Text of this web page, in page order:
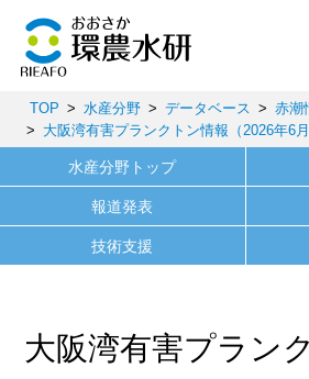
TOP 水産分野 データベース
赤潮
大阪湾有害プランクトン情報（2026年6月
水産分野トップ
報道発表
技術支援
大阪湾有害プラン